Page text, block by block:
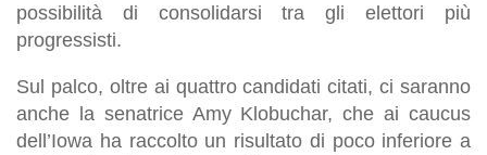
possibilità di consolidarsi tra gli elettori più
progressisti.
Sul palco, oltre ai quattro candidati citati, ci saranno
anche la senatrice Amy Klobuchar, che ai caucus
dell’Iowa ha raccolto un risultato di poco inferiore a